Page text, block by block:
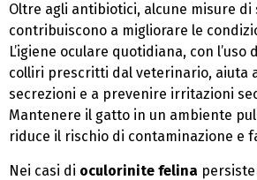
Oltre agli antibiotici, alcune misure
contribuiscono a migliorare le
L’igiene oculare quotidiana, con l’uso
colliri prescritti dal veterinario, aiuta
secrezioni e a prevenire irritazioni
Mantenere il gatto in un ambiente
riduce il rischio di contaminazione e
Nei casi di oculorinite felina